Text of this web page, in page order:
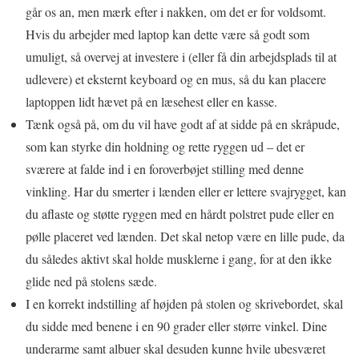
går os an, men mærk efter i nakken, om det er for voldsomt.
Hvis du arbejder med laptop kan dette være så godt som
umuligt, så overvej at investere i (eller få din arbejdsplads til at
udlevere) et eksternt keyboard og en mus, så du kan placere
laptoppen lidt hævet på en læsehest eller en kasse.
Tænk også på, om du vil have godt af at sidde på en skråpude,
som kan styrke din holdning og rette ryggen ud – det er
sværere at falde ind i en foroverbøjet stilling med denne
vinkling. Har du smerter i lænden eller er lettere svajrygget, kan
du aflaste og støtte ryggen med en hårdt polstret pude eller en
pølle placeret ved lænden. Det skal netop være en lille pude, da
du således aktivt skal holde musklerne i gang, for at den ikke
glide ned på stolens sæde.
I en korrekt indstilling af højden på stolen og skrivebordet, skal
du sidde med benene i en 90 grader eller større vinkel. Dine
underarme samt albuer skal desuden kunne hvile ubesværet